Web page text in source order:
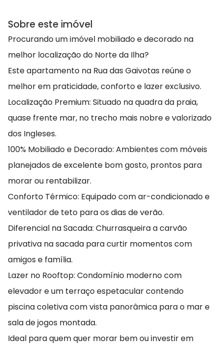
Sobre este imóvel
Procurando um imóvel mobiliado e decorado na
melhor localização do Norte da Ilha?
Este apartamento na Rua das Gaivotas reúne o
melhor em praticidade, conforto e lazer exclusivo.
Localização Premium: Situado na quadra da praia,
quase frente mar, no trecho mais nobre e valorizado
dos Ingleses.
100% Mobiliado e Decorado: Ambientes com móveis
planejados de excelente bom gosto, prontos para
morar ou rentabilizar.
Conforto Térmico: Equipado com ar-condicionado e
ventilador de teto para os dias de verão.
Diferencial na Sacada: Churrasqueira a carvão
privativa na sacada para curtir momentos com
amigos e família.
Lazer no Rooftop: Condomínio moderno com
elevador e um terraço espetacular contendo
piscina coletiva com vista panorâmica para o mar e
sala de jogos montada.
Ideal para quem quer morar bem ou investir em